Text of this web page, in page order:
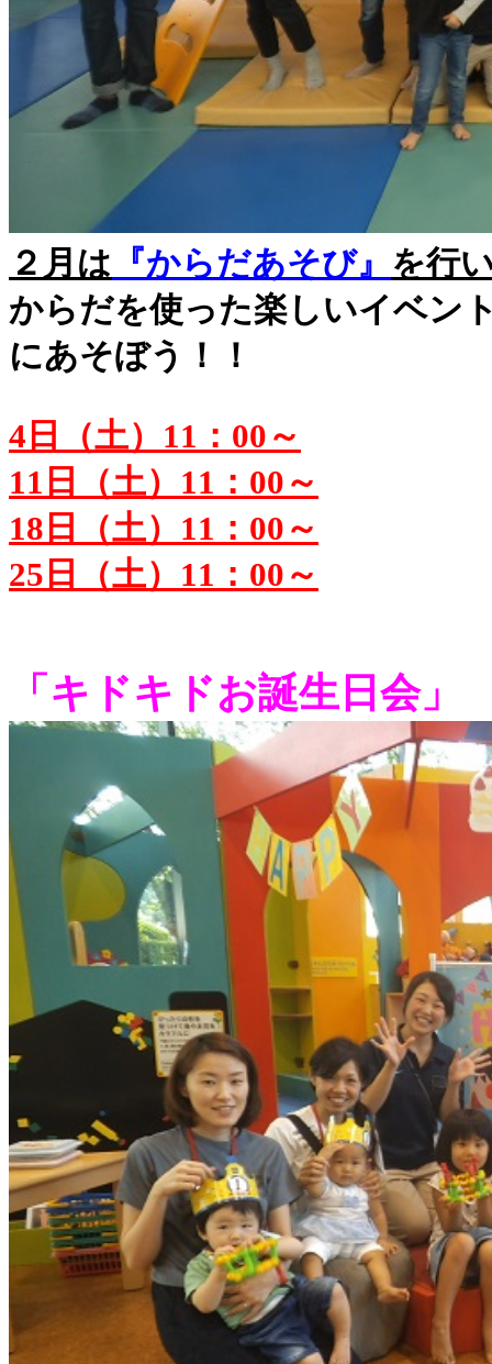
２月は 『からだあそび』 を行
からだを使った楽しいイベン
にあそぼう
！！
4 日（土）11：00～
11 日（土）11：00～
18 日（土）11：00～
25 日（土）11：00～
「キドキドお誕生日会」